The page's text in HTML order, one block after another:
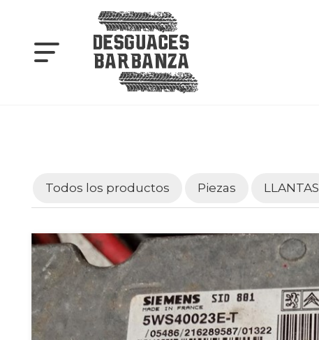
Todos los productos Piezas LLANTAS